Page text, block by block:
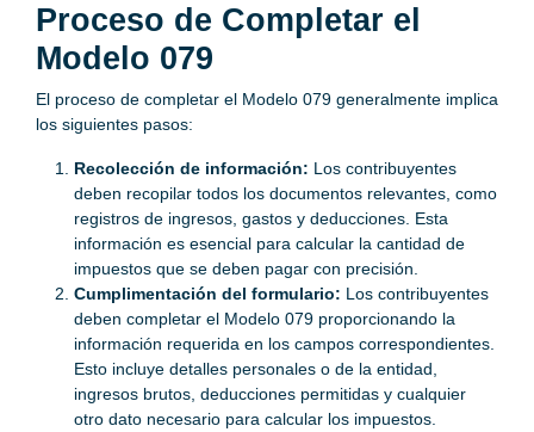
Proceso de Completar el
Modelo 079
El proceso de completar el Modelo 079 generalmente implica
los siguientes pasos:
Recolección de información: Los contribuyentes
deben recopilar todos los documentos relevantes, como
registros de ingresos, gastos y deducciones. Esta
información es esencial para calcular la cantidad de
impuestos que se deben pagar con precisión.
Cumplimentación del formulario: Los contribuyentes
deben completar el Modelo 079 proporcionando la
información requerida en los campos correspondientes.
Esto incluye detalles personales o de la entidad,
ingresos brutos, deducciones permitidas y cualquier
otro dato necesario para calcular los impuestos.